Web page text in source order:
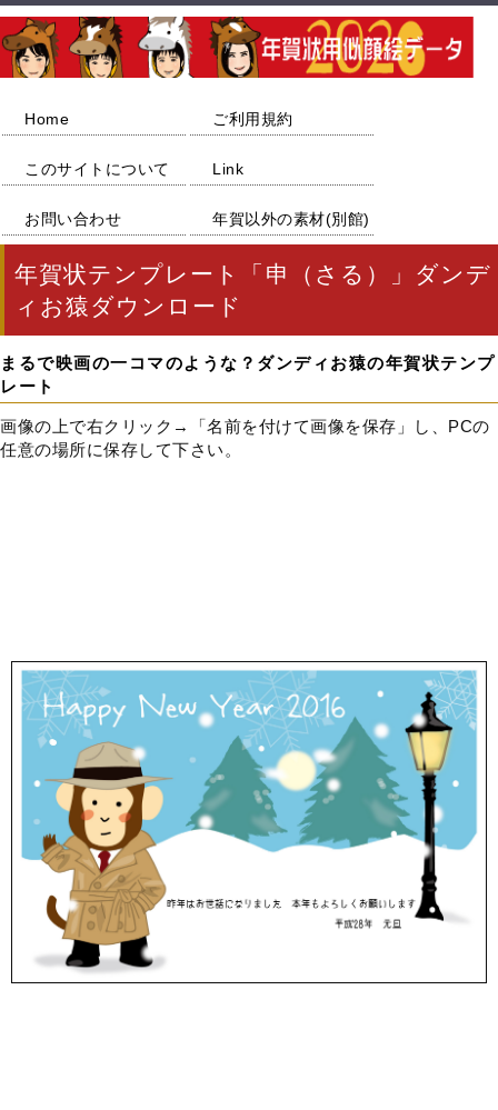
Home ご利用規約
このサイトについて Link
お問い合わせ 年賀以外の素材(別館)
年賀状テンプレート「申（さる）」ダンデ
ィお猿ダウンロード
まるで映画の一コマのような？ダンディお猿の年賀状テンプ
レート
画像の上で右クリック→「名前を付けて画像を保存」し、PCの
任意の場所に保存して下さい。